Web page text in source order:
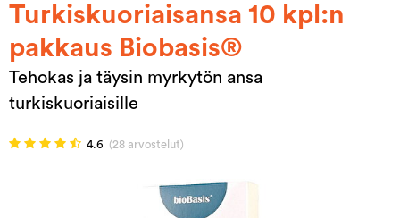
Turkiskuoriaisansa 10 kpl:n
pakkaus Biobasis®
Tehokas ja täysin myrkytön ansa
turkiskuoriaisille
4.6 (28 arvostelut)